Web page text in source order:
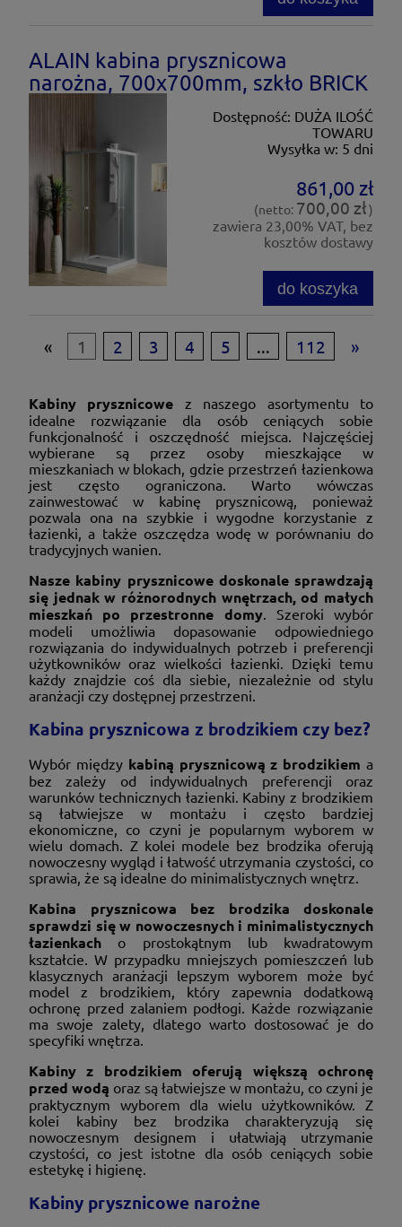
ALAIN kabina prysznicowa
narożna, 700x700mm, szkło BRICK
Dostępność: DUŻA ILOŚĆ
TOWARU
Wysyłka w: 5 dni
861,00 zł
(netto: 700,00 zł)
zawiera 23,00% VAT, bez
kosztów dostawy
do koszyka
« 1 2 3 4 5 ... 112 »
Kabiny prysznicowe z naszego asortymentu to
idealne rozwiązanie dla osób ceniących sobie
funkcjonalność i oszczędność miejsca. Najczęściej
wybierane są przez osoby mieszkające w
mieszkaniach w blokach, gdzie przestrzeń łazienkowa
jest często ograniczona. Warto wówczas
zainwestować w kabinę prysznicową, ponieważ
pozwala ona na szybkie i wygodne korzystanie z
łazienki, a także oszczędza wodę w porównaniu do
tradycyjnych wanien.
Nasze kabiny prysznicowe doskonale sprawdzają
się jednak w różnorodnych wnętrzach, od małych
mieszkań po przestronne domy. Szeroki wybór
modeli umożliwia dopasowanie odpowiedniego
rozwiązania do indywidualnych potrzeb i preferencji
użytkowników oraz wielkości łazienki. Dzięki temu
każdy znajdzie coś dla siebie, niezależnie od stylu
aranżacji czy dostępnej przestrzeni.
Kabina prysznicowa z brodzikiem czy bez?
Wybór między kabiną prysznicową z brodzikiem a
bez zależy od indywidualnych preferencji oraz
warunków technicznych łazienki. Kabiny z brodzikiem
są łatwiejsze w montażu i często bardziej
ekonomiczne, co czyni je popularnym wyborem w
wielu domach. Z kolei modele bez brodzika oferują
nowoczesny wygląd i łatwość utrzymania czystości, co
sprawia, że są idealne do minimalistycznych wnętrz.
Kabina prysznicowa bez brodzika doskonale
sprawdzi się w nowoczesnych i minimalistycznych
łazienkach o prostokątnym lub kwadratowym
kształcie. W przypadku mniejszych pomieszczeń lub
klasycznych aranżacji lepszym wyborem może być
model z brodzikiem, który zapewnia dodatkową
ochronę przed zalaniem podłogi. Każde rozwiązanie
ma swoje zalety, dlatego warto dostosować je do
specyfiki wnętrza.
Kabiny z brodzikiem oferują większą ochronę
przed wodą oraz są łatwiejsze w montażu, co czyni je
praktycznym wyborem dla wielu użytkowników. Z
kolei kabiny bez brodzika charakteryzują się
nowoczesnym designem i ułatwiają utrzymanie
czystości, co jest istotne dla osób ceniących sobie
estetykę i higienę.
Kabiny prysznicowe narożne